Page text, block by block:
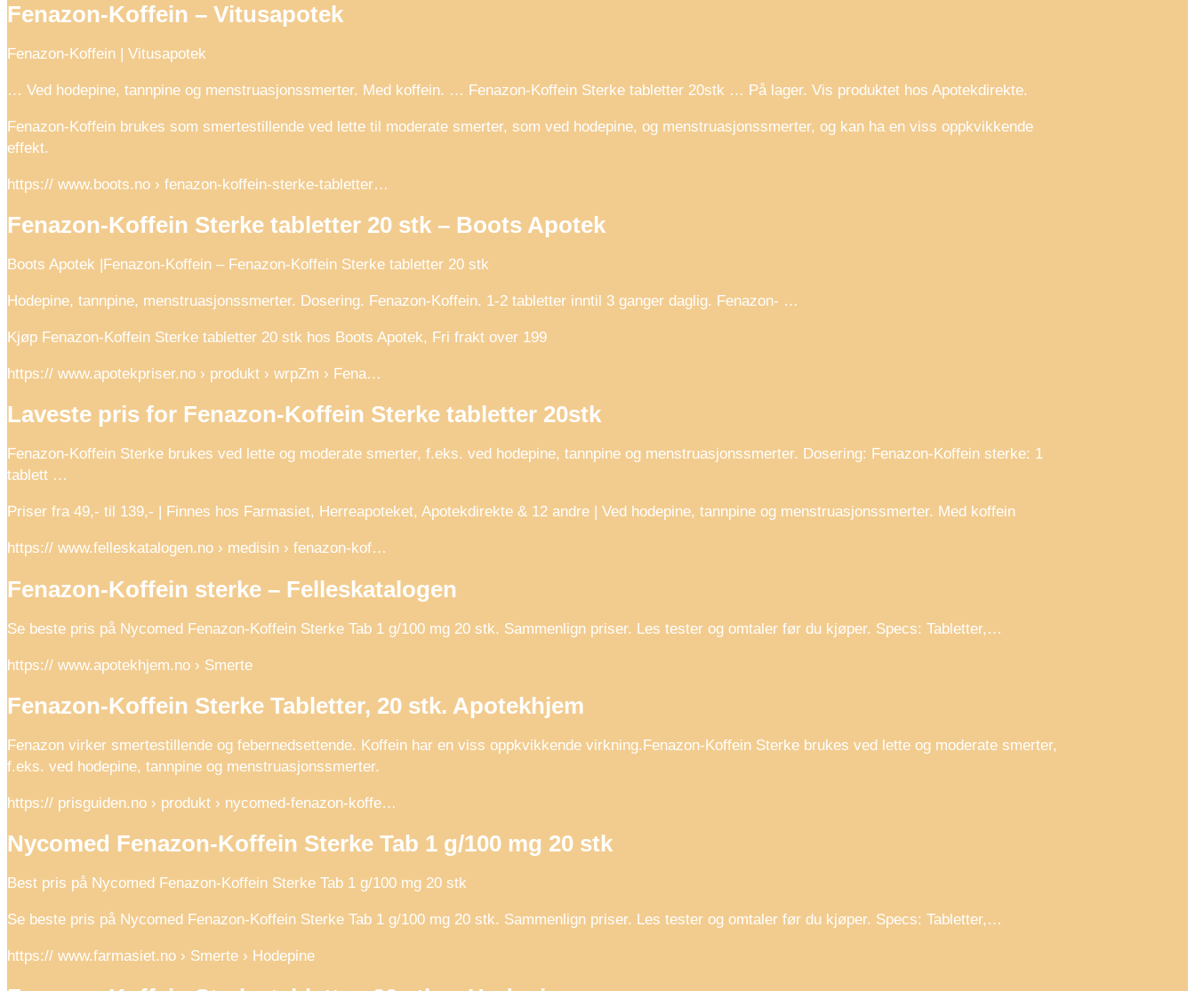
Fenazon-Koffein – Vitusapotek
Fenazon-Koffein | Vitusapotek
… Ved hodepine, tannpine og menstruasjonssmerter. Med koffein. … Fenazon-Koffein Sterke tabletter 20stk … På lager. Vis produktet hos Apotekdirekte.
Fenazon-Koffein brukes som smertestillende ved lette til moderate smerter, som ved hodepine, og menstruasjonssmerter, og kan ha en viss oppkvikkende
effekt.
https:// www.boots.no › fenazon-koffein-sterke-tabletter…
Fenazon-Koffein Sterke tabletter 20 stk – Boots Apotek
Boots Apotek |Fenazon-Koffein – Fenazon-Koffein Sterke tabletter 20 stk
Hodepine, tannpine, menstruasjonssmerter. Dosering. Fenazon-Koffein. 1-2 tabletter inntil 3 ganger daglig. Fenazon- …
Kjøp Fenazon-Koffein Sterke tabletter 20 stk hos Boots Apotek, Fri frakt over 199
https:// www.apotekpriser.no › produkt › wrpZm › Fena…
Laveste pris for Fenazon-Koffein Sterke tabletter 20stk
Fenazon-Koffein Sterke brukes ved lette og moderate smerter, f.eks. ved hodepine, tannpine og menstruasjonssmerter. Dosering: Fenazon-Koffein sterke: 1
tablett …
Priser fra 49,- til 139,- | Finnes hos Farmasiet, Herreapoteket, Apotekdirekte & 12 andre | Ved hodepine, tannpine og menstruasjonssmerter. Med koffein
https:// www.felleskatalogen.no › medisin › fenazon-kof…
Fenazon-Koffein sterke – Felleskatalogen
Se beste pris på Nycomed Fenazon-Koffein Sterke Tab 1 g/100 mg 20 stk. Sammenlign priser. Les tester og omtaler før du kjøper. Specs: Tabletter,…
https:// www.apotekhjem.no › Smerte
Fenazon-Koffein Sterke Tabletter, 20 stk. Apotekhjem
Fenazon virker smertestillende og febernedsettende. Koffein har en viss oppkvikkende virkning.Fenazon-Koffein Sterke brukes ved lette og moderate smerter,
f.eks. ved hodepine, tannpine og menstruasjonssmerter.
https:// prisguiden.no › produkt › nycomed-fenazon-koffe…
Nycomed Fenazon-Koffein Sterke Tab 1 g/100 mg 20 stk
Best pris på Nycomed Fenazon-Koffein Sterke Tab 1 g/100 mg 20 stk
Se beste pris på Nycomed Fenazon-Koffein Sterke Tab 1 g/100 mg 20 stk. Sammenlign priser. Les tester og omtaler før du kjøper. Specs: Tabletter,…
https:// www.farmasiet.no › Smerte › Hodepine